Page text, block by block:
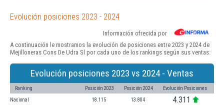
Evolución posiciones 2023 - 2024
Información ofrecida por
A continuación le mostramos la evolución de posiciones entre 2023 y 2024 de
Mejilloneras Cons De Udra Sl por cada uno de los rankings según sus ventas:
Evolución posiciones 2023 vs 2024 - Ventas
Ranking Posición 2023 Posición 2024 Evolución Posiciones
Nacional 18.115 13.804 4.311